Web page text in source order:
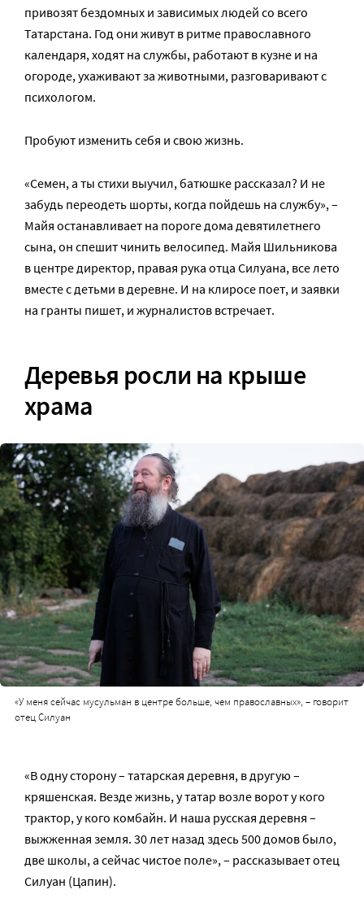
привозят бездомных и зависимых людей со всего
Татарстана. Год они живут в ритме православного
календаря, ходят на службы, работают в кузне и на
огороде, ухаживают за животными, разговаривают с
психологом.
Пробуют изменить себя и свою жизнь.
«Семен, а ты стихи выучил, батюшке рассказал? И не
забудь переодеть шорты, когда пойдешь на службу», –
Майя останавливает на пороге дома девятилетнего
сына, он спешит чинить велосипед. Майя Шильникова
в центре директор, правая рука отца Силуана, все лето
вместе с детьми в деревне. И на клиросе поет, и заявки
на гранты пишет, и журналистов встречает.
Деревья росли на крыше
храма
«У меня сейчас мусульман в центре больше, чем православных», – говорит
отец Силуан
«В одну сторону – татарская деревня, в другую –
кряшенская. Везде жизнь, у татар возле ворот у кого
трактор, у кого комбайн. И наша русская деревня –
выжженная земля. 30 лет назад здесь 500 домов было,
две школы, а сейчас чистое поле», – рассказывает отец
Силуан (Цапин).